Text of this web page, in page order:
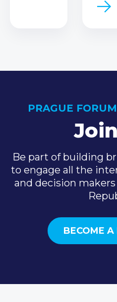
PRAGUE
Be part of building
to engage all the
and decision
BECOME A